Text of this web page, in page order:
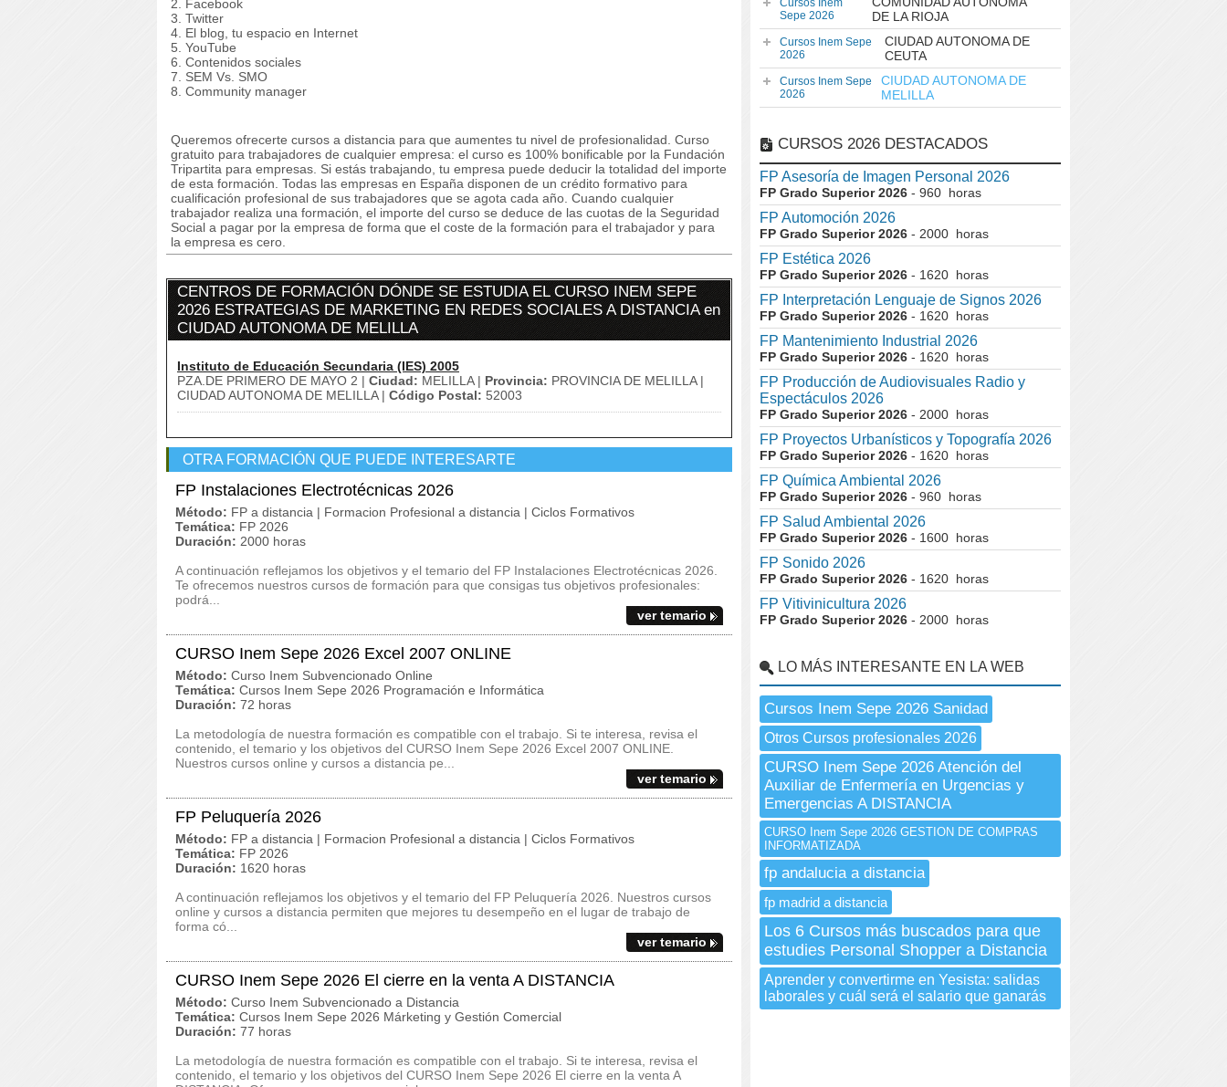
2. Facebook
3. Twitter
4. El blog, tu espacio en Internet
5. YouTube
6. Contenidos sociales
7. SEM Vs. SMO
8. Community manager
Queremos ofrecerte cursos a distancia para que aumentes tu nivel de profesionalidad. Curso
gratuito para trabajadores de cualquier empresa: el curso es 100% bonificable por la Fundación
Tripartita para empresas. Si estás trabajando, tu empresa puede deducir la totalidad del importe
de esta formación. Todas las empresas en España disponen de un crédito formativo para
cualificación profesional de sus trabajadores que se agota cada año. Cuando cualquier
trabajador realiza una formación, el importe del curso se deduce de las cuotas de la Seguridad
Social a pagar por la empresa de forma que el coste de la formación para el trabajador y para
la empresa es cero.
CENTROS DE FORMACIÓN DÓNDE SE ESTUDIA EL CURSO INEM SEPE
2026 ESTRATEGIAS DE MARKETING EN REDES SOCIALES A DISTANCIA en
CIUDAD AUTONOMA DE MELILLA
Instituto de Educación Secundaria (IES) 2005
PZA.DE PRIMERO DE MAYO 2 | Ciudad: MELILLA | Provincia: PROVINCIA DE MELILLA |
CIUDAD AUTONOMA DE MELILLA | Código Postal: 52003
OTRA FORMACIÓN QUE PUEDE INTERESARTE
FP Instalaciones Electrotécnicas 2026
Método: FP a distancia | Formacion Profesional a distancia | Ciclos Formativos
Temática: FP 2026
Duración: 2000 horas
A continuación reflejamos los objetivos y el temario del FP Instalaciones Electrotécnicas 2026.
Te ofrecemos nuestros cursos de formación para que consigas tus objetivos profesionales:
podrá...
ver temario
CURSO Inem Sepe 2026 Excel 2007 ONLINE
Método: Curso Inem Subvencionado Online
Temática: Cursos Inem Sepe 2026 Programación e Informática
Duración: 72 horas
La metodología de nuestra formación es compatible con el trabajo. Si te interesa, revisa el
contenido, el temario y los objetivos del CURSO Inem Sepe 2026 Excel 2007 ONLINE.
Nuestros cursos online y cursos a distancia pe...
ver temario
FP Peluquería 2026
Método: FP a distancia | Formacion Profesional a distancia | Ciclos Formativos
Temática: FP 2026
Duración: 1620 horas
A continuación reflejamos los objetivos y el temario del FP Peluquería 2026. Nuestros cursos
online y cursos a distancia permiten que mejores tu desempeño en el lugar de trabajo de
forma có...
ver temario
CURSO Inem Sepe 2026 El cierre en la venta A DISTANCIA
Método: Curso Inem Subvencionado a Distancia
Temática: Cursos Inem Sepe 2026 Márketing y Gestión Comercial
Duración: 77 horas
La metodología de nuestra formación es compatible con el trabajo. Si te interesa, revisa el
contenido, el temario y los objetivos del CURSO Inem Sepe 2026 El cierre en la venta A
Cursos Inem
Sepe 2026
DE LA RIOJA
Cursos Inem Sepe
2026
CIUDAD AUTONOMA DE
CEUTA
Cursos Inem Sepe
2026
CIUDAD AUTONOMA DE
MELILLA
CURSOS 2026 DESTACADOS
FP Asesoría de Imagen Personal 2026
FP Grado Superior 2026 - 960 horas
FP Automoción 2026
FP Grado Superior 2026 - 2000 horas
FP Estética 2026
FP Grado Superior 2026 - 1620 horas
FP Interpretación Lenguaje de Signos 2026
FP Grado Superior 2026 - 1620 horas
FP Mantenimiento Industrial 2026
FP Grado Superior 2026 - 1620 horas
FP Producción de Audiovisuales Radio y
Espectáculos 2026
FP Grado Superior 2026 - 2000 horas
FP Proyectos Urbanísticos y Topografía 2026
FP Grado Superior 2026 - 1620 horas
FP Química Ambiental 2026
FP Grado Superior 2026 - 960 horas
FP Salud Ambiental 2026
FP Grado Superior 2026 - 1600 horas
FP Sonido 2026
FP Grado Superior 2026 - 1620 horas
FP Vitivinicultura 2026
FP Grado Superior 2026 - 2000 horas
LO MÁS INTERESANTE EN LA WEB
Cursos Inem Sepe 2026 Sanidad
Otros Cursos profesionales 2026
CURSO Inem Sepe 2026 Atención del
Auxiliar de Enfermería en Urgencias y
Emergencias A DISTANCIA
CURSO Inem Sepe 2026 GESTION DE COMPRAS
INFORMATIZADA
fp andalucia a distancia
fp madrid a distancia
Los 6 Cursos más buscados para que
estudies Personal Shopper a Distancia
Aprender y convertirme en Yesista: salidas
laborales y cuál será el salario que ganarás